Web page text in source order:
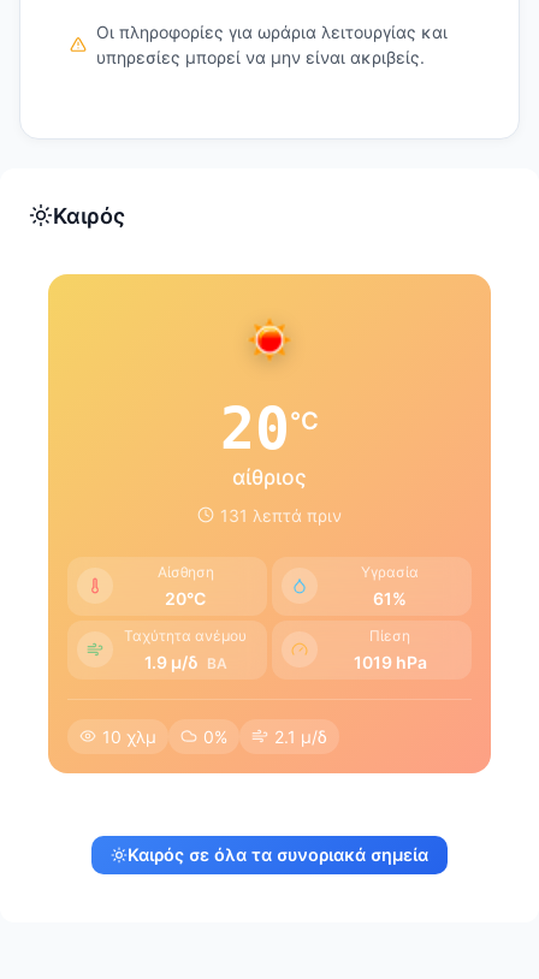
Οι πληροφορίες για ωράρια λειτουργίας και
υπηρεσίες μπορεί να μην είναι ακριβείς.
Καιρός
20°C
αίθριος
131 λεπτά πριν
Αίσθηση
20°C
Υγρασία
61%
Ταχύτητα ανέμου
1.9 μ/δ ΒΑ
Πίεση
1019 hPa
10 χλμ 0% 2.1 μ/δ
Καιρός σε όλα τα συνοριακά σημεία